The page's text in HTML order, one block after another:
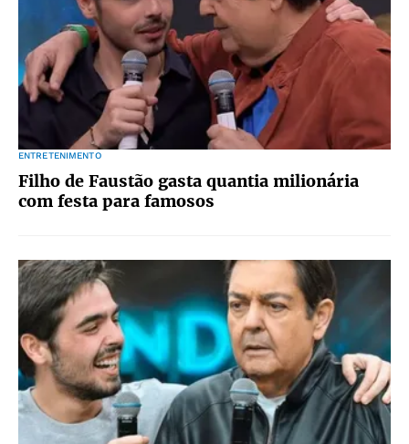
ENTRETENIMENTO
Filho de Faustão gasta quantia milionária
com festa para famosos